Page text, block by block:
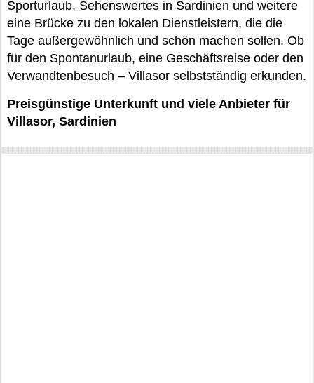
Sporturlaub, Sehenswertes in Sardinien und weitere
eine Brücke zu den lokalen Dienstleistern, die die
Tage außergewöhnlich und schön machen sollen. Ob
für den Spontanurlaub, eine Geschäftsreise oder den
Verwandtenbesuch – Villasor selbstständig erkunden.
Preisgünstige Unterkunft und viele Anbieter für
Villasor, Sardinien